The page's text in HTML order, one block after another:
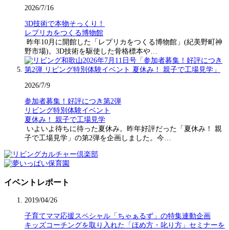
2026/7/16
3D技術で本物そっくり！
レプリカをつくる博物館
昨年10月に開館した「レプリカをつくる博物館」(紀美野町神
野市場)。3D技術を駆使した骨格標本や…
2026/7/9
参加者募集！好評につき第2弾
リビング特別体験イベント
夏休み！ 親子で工場見学
いよいよ待ちに待った夏休み。昨年好評だった「夏休み！ 親
子で工場見学」の第2弾を企画しました。今…
イベントレポート
2019/04/26
子育てママ応援スペシャル「ちゃぁるず」の特集連動企画
キッズコーチングを取り入れた「ほめ方・叱り方」セミナーを